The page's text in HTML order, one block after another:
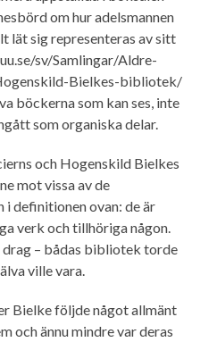
om hur adelsmannen
lät sig representeras av sitt
sv/Samlingar/Aldre-
Bielkes-bibliotek/
böckerna som kan ses, inte
som organiska delar.
och Hogenskild Bielkes
mot vissa av de
i definitionen ovan: de är
verk och tillhöriga någon.
– bådas bibliotek torde
ville vara.
Bielke följde något allmänt
och ännu mindre var deras